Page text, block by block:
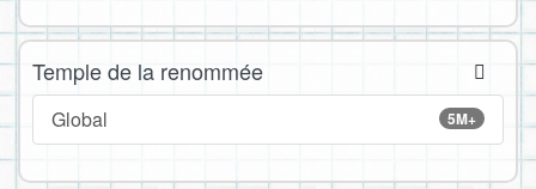
Temple de la renommée
5M+
Global